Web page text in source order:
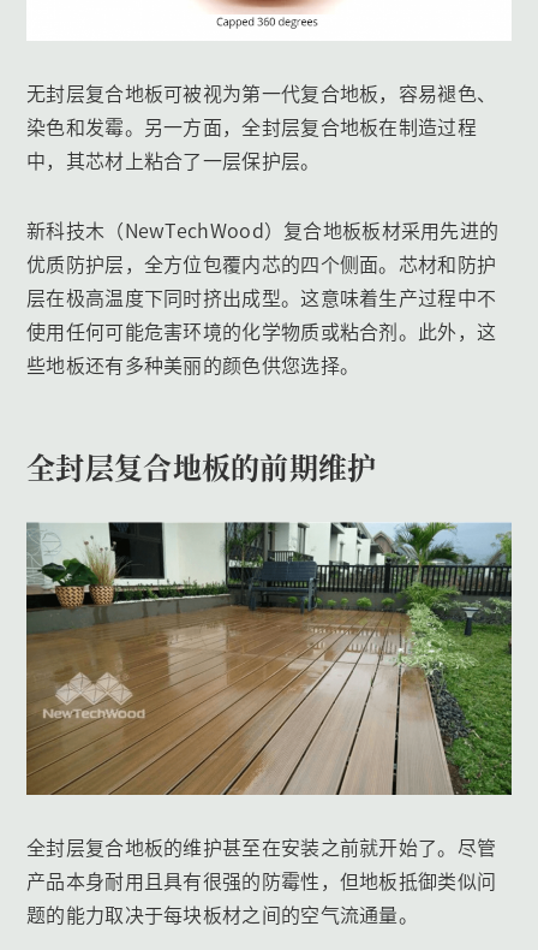
无封层复合地板可被视为第一代复合地板，容易褪色、
染色和发霉。另一方面，全封层复合地板在制造过程
中，其芯材上粘合了一层保护层。
新科技木（NewTechWood）复合地板板材采用先进的
优质防护层，全方位包覆内芯的四个侧面。芯材和防护
层在极高温度下同时挤出成型。这意味着生产过程中不
使用任何可能危害环境的化学物质或粘合剂。此外，这
些地板还有多种美丽的颜色供您选择。
全封层复合地板的前期维护
全封层复合地板的维护甚至在安装之前就开始了。尽管
产品本身耐用且具有很强的防霉性，但地板抵御类似问
题的能力取决于每块板材之间的空气流通量。